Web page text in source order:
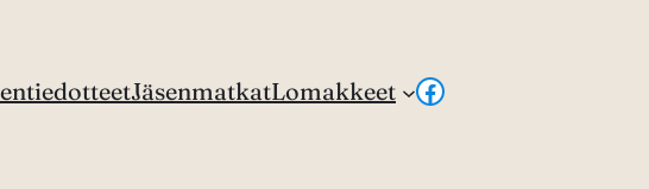
JäsenmatkatLomakkeet Facebook